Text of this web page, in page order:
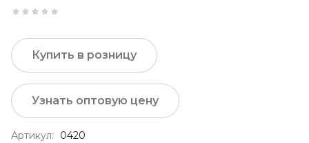
Узнать оптовую цену
Купить в розницу
Артикул:
0420